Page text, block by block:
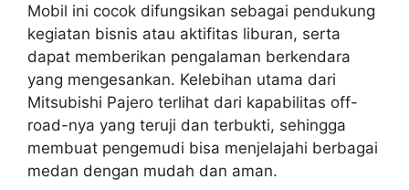
Mobil ini cocok difungsikan sebagai pendukung
kegiatan bisnis atau aktifitas liburan, serta
dapat memberikan pengalaman berkendara
yang mengesankan. Kelebihan utama dari
Mitsubishi Pajero terlihat dari kapabilitas off-
road-nya yang teruji dan terbukti, sehingga
membuat pengemudi bisa menjelajahi berbagai
medan dengan mudah dan aman.